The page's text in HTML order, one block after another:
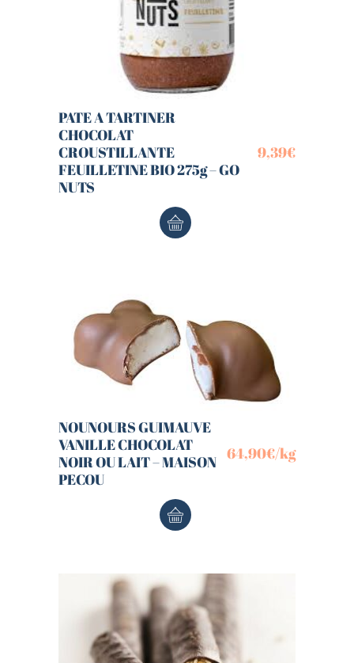
PATE A TARTINER
CHOCOLAT
CROUSTILLANTE
FEUILLETINE BIO 275g – GO
NUTS
9,39€
NOUNOURS GUIMAUVE
VANILLE CHOCOLAT
NOIR OU LAIT – MAISON
PECOU
64,90€/kg